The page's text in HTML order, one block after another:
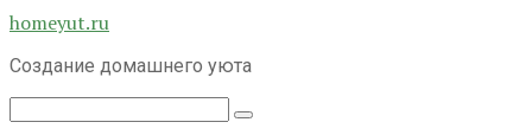
Перейти
контенту
homeyut.ru
Создание домашнего уюта